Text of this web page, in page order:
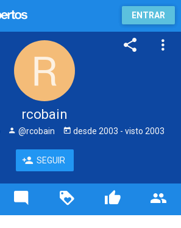
ENTRAR
rcobain
@rcobain desde 2003 - visto 2003
SEGUIR